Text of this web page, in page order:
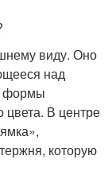
виду. Оно
над
формы
цвета. В центре
которую